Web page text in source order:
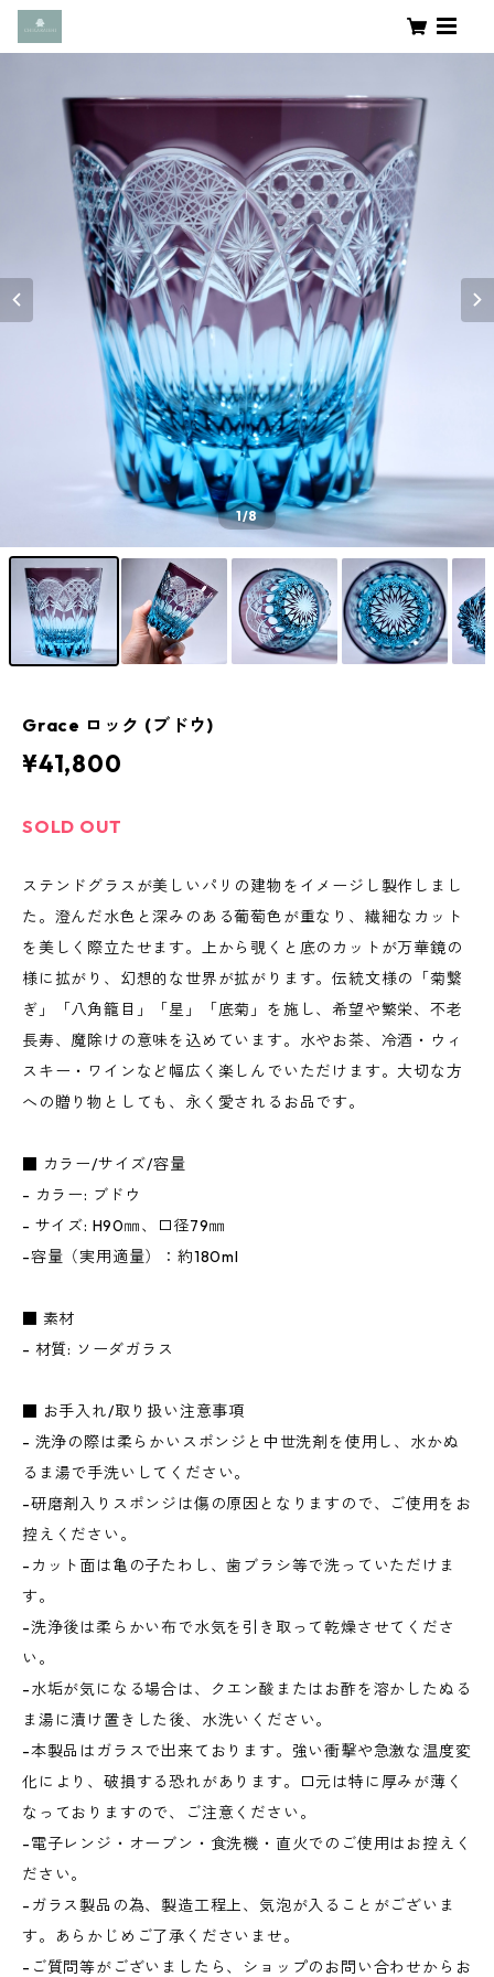
1/8
Grace ロック (ブドウ)
¥41,800
SOLD OUT
ステンドグラスが美しいパリの建物をイメージし製作しまし
た。澄んだ水色と深みのある葡萄色が重なり、繊細なカット
を美しく際立たせます。上から覗くと底のカットが万華鏡の
様に拡がり、幻想的な世界が拡がります。伝統文様の「菊繋
ぎ」「八角籠目」「星」「底菊」を施し、希望や繁栄、不老
長寿、魔除けの意味を込めています。水やお茶、冷酒・ウィ
スキー・ワインなど幅広く楽しんでいただけます。大切な方
への贈り物としても、永く愛されるお品です。
■ カラー/サイズ/容量
- カラー: ブドウ
- サイズ: H90㎜、口径79㎜
-容量（実用適量）：約180ml
■ 素材
- 材質: ソーダガラス
■ お手入れ/取り扱い注意事項
- 洗浄の際は柔らかいスポンジと中世洗剤を使用し、水かぬ
るま湯で手洗いしてください。
-研磨剤入りスポンジは傷の原因となりますので、ご使用をお
控えください。
-カット面は亀の子たわし、歯ブラシ等で洗っていただけま
す。
-洗浄後は柔らかい布で水気を引き取って乾燥させてくださ
い。
-水垢が気になる場合は、クエン酸またはお酢を溶かしたぬる
ま湯に漬け置きした後、水洗いください。
-本製品はガラスで出来ております。強い衝撃や急激な温度変
化により、破損する恐れがあります。口元は特に厚みが薄く
なっておりますので、ご注意ください。
-電子レンジ・オーブン・食洗機・直火でのご使用はお控えく
ださい。
-ガラス製品の為、製造工程上、気泡が入ることがございま
す。あらかじめご了承くださいませ。
-ご質問等がございましたら、ショップのお問い合わせからお